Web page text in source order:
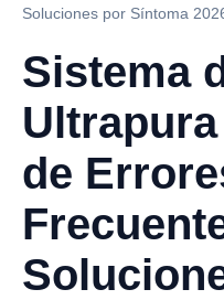
Soluciones por Síntoma
Sistema
de